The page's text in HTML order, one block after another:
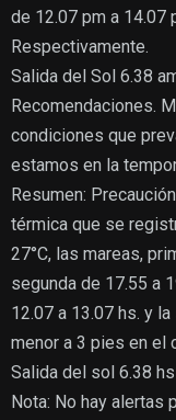
de 12.07 pm a 14.07
Respectivamente.
Salida del Sol 6.38
Recomendaciones.
condiciones que
estamos en la
Resumen:
térmica que se
27°C, las mareas,
segunda de 17.55 a
12.07 a 13.07 hs. y
menor a 3 pies en el
Salida del sol 6.38
Nota: No hay alertas